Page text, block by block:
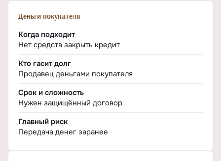
Деньги покупателя
Когда подходит
Нет средств закрыть кредит
Кто гасит долг
Продавец деньгами покупателя
Срок и сложность
Нужен защищённый договор
Главный риск
Передача денег заранее